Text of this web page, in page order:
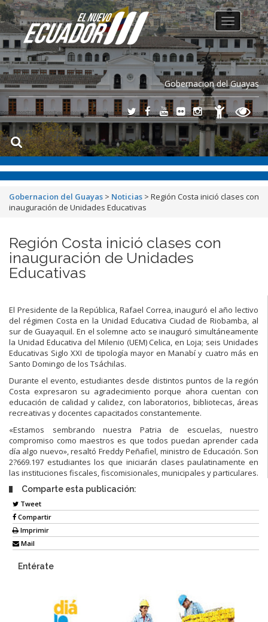
Gobernacion del Guayas
Toggle
navigation
Gobernacion del Guayas > Noticias > Región Costa inició clases con
inauguración de Unidades Educativas
Región Costa inició clases con
inauguración de Unidades
Educativas
El Presidente de la República, Rafael Correa, inauguró el año lectivo
del régimen Costa en la Unidad Educativa Ciudad de Riobamba, al
sur de Guayaquil. En el solemne acto se inauguró simultáneamente
la Unidad Educativa del Milenio (UEM) Celica, en Loja; seis Unidades
Educativas Siglo XXI de tipología mayor en Manabí y cuatro más en
Santo Domingo de los Tsáchilas.
Durante el evento, estudiantes desde distintos puntos de la región
Costa expresaron su agradecimiento porque ahora cuentan con
educación de calidad y calidez, con laboratorios, bibliotecas, áreas
recreativas y docentes capacitados constantemente.
«Estamos sembrando nuestra Patria de escuelas, nuestro
compromiso como maestros es que todos puedan aprender cada
día algo nuevo», resaltó Freddy Peñafiel, ministro de Educación. Son
2?669.197 estudiantes los que iniciarán clases paulatinamente en
las instituciones fiscales, fiscomisionales, municipales y particulares.
Comparte esta publicación:
Tweet
Compartir
Imprimir
Mail
Entérate